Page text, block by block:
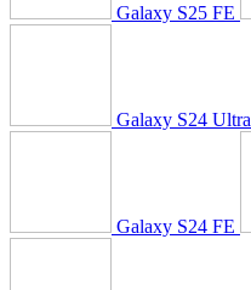
Galaxy S25 FE
Galaxy S24 Ultra
Galaxy S24 FE